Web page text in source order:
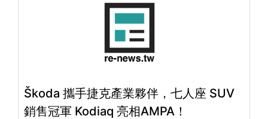
Škoda 攜手捷克產業夥伴，七人座 SUV
銷售冠軍 Kodiaq 亮相AMPA！